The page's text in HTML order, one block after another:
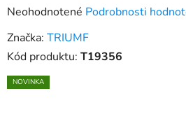
Priemerné
hodnotenie
produktu
0,0
Neohodnotené Podrobnosti
Značka: TRIUMF
Kód produktu: T19356
NOVINKA